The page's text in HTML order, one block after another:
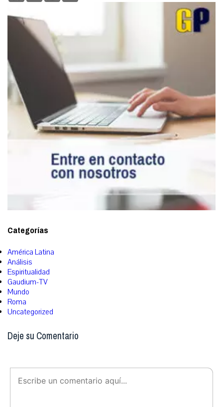
Categorías
América Latina
Análisis
Espiritualidad
Gaudium-TV
Mundo
Roma
Uncategorized
Deje su Comentario